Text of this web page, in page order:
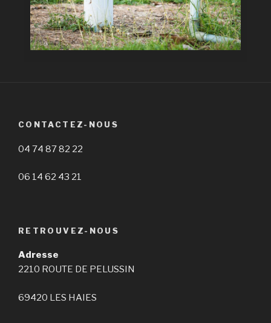
CONTACTEZ-NOUS
04 74 87 82 22
06 14 62 43 21
RETROUVEZ-NOUS
Adresse
2210 ROUTE DE PELUSSIN
69420 LES HAIES